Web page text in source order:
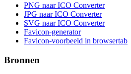
PNG naar ICO Converter
JPG naar ICO Converter
SVG naar ICO Converter
Favicon-generator
Favicon-voorbeeld in browsertab
Bronnen